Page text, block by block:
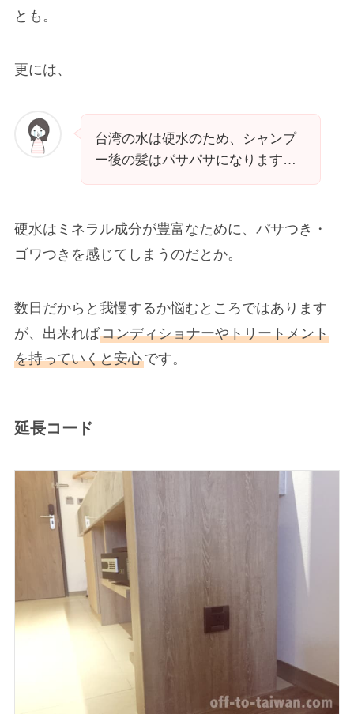
とも。
更には、
台湾の水は硬水のため、シャンプ
ー後の髪はパサパサになります…
硬水はミネラル成分が豊富なために、パサつき・
ゴワつきを感じてしまうのだとか。
数日だからと我慢するか悩むところではあります
が、出来ればコンディショナーやトリートメント
を持っていくと安心です。
延長コード